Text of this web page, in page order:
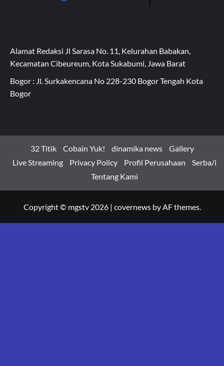
Alamat Redaksi Jl Sarasa No. 11, Kelurahan Babakan,
Kecamatan Cibeureum, Kota Sukabumi, Jawa Barat
Bogor : Jl. Surkakencana No 228-230 Bogor Tengah Kota
Bogor
32 Titik Cobain Yuk! dinamika news
Gallery
Live Streaming
Privacy Policy Profil Perusahaan
Serba/i
Tentang Kami
Copyright © mgstv 2026 | covernewsby AF themes.